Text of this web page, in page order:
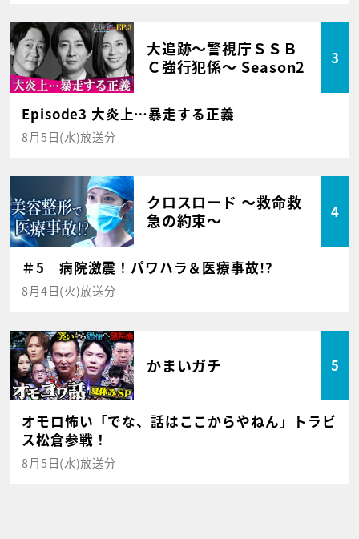
大追跡～警視庁ＳＳＢ
Ｃ強行犯係～ Season2
3
Episode3 大炎上…暴走する正義
8月5日(水)放送分
クロスロード ～救命救
急の約束～
4
＃5 病院激震！パワハラ＆医療事故!?
8月4日(火)放送分
かまいガチ 5
オモロ怖い「でな、話はここからやねん」トラビ
ス松倉参戦！
8月5日(水)放送分